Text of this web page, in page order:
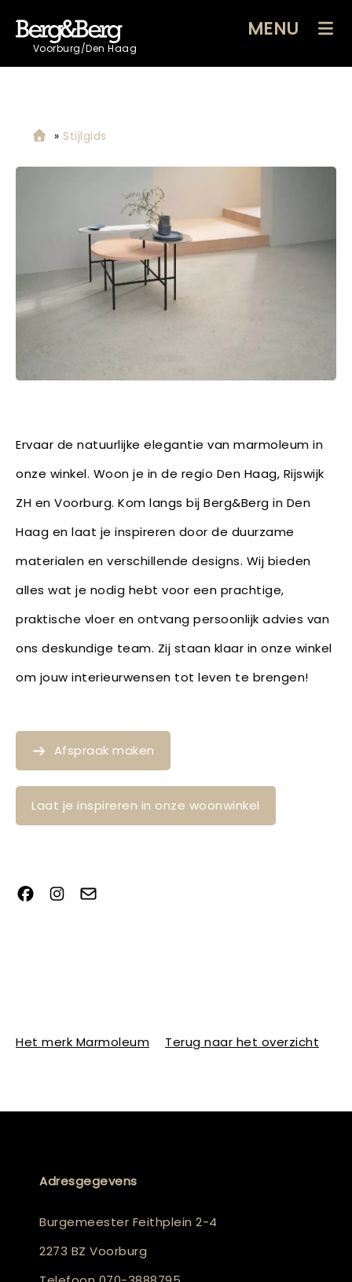
Voorburg/Den Haag
MENU
» Stijlgids
Ervaar de natuurlijke elegantie van marmoleum in
onze winkel. Woon je in de regio Den Haag, Rijswijk
ZH en Voorburg. Kom langs bij Berg&Berg in Den
Haag en laat je inspireren door de duurzame
materialen en verschillende designs. Wij bieden
alles wat je nodig hebt voor een prachtige,
praktische vloer en ontvang persoonlijk advies van
ons deskundige team. Zij staan klaar in onze winkel
om jouw interieurwensen tot leven te brengen!
Afspraak maken
Laat je inspireren in onze woonwinkel
Het merk Marmoleum Terug naar het overzicht
Adresgegevens
Burgemeester Feithplein 2-4
2273 BZ Voorburg